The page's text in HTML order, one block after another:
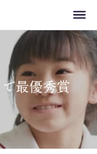
最優秀賞